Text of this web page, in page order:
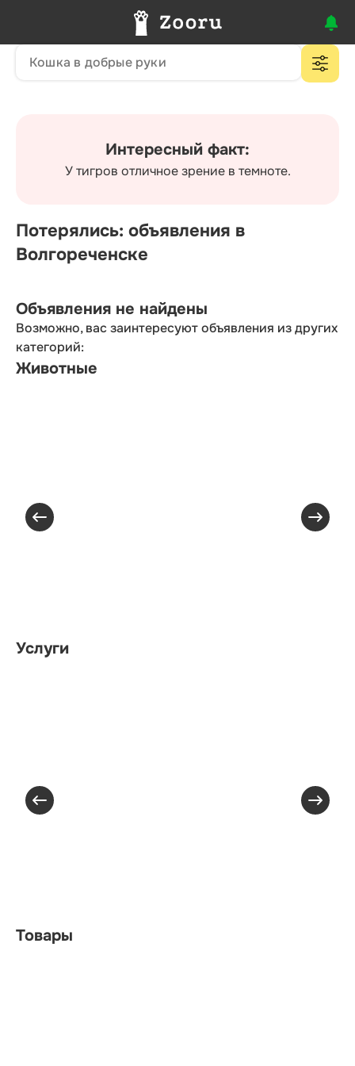
Интересный факт:
У тигров отличное зрение в темноте.
Потерялись: объявления в
Волгореченске
Объявления не найдены
Возможно, вас заинтересуют объявления из других
категорий:
Животные
Услуги
Товары